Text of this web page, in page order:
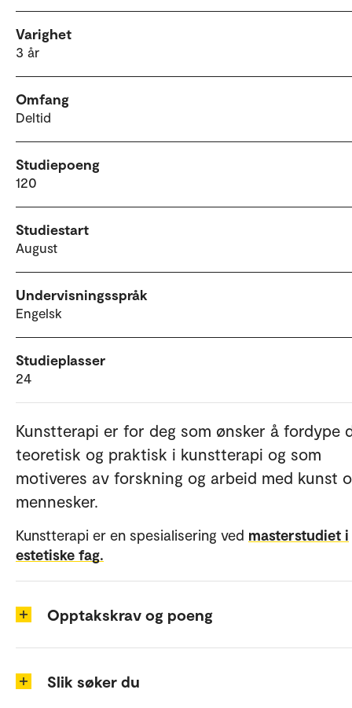
Varighet
3 år
Omfang
Deltid
Studiepoeng
120
Studiestart
August
Undervisningsspråk
Engelsk
Studieplasser
24
Kunstterapi er for deg som ønsker å fordype
teoretisk og praktisk i kunstterapi og som
motiveres av forskning og arbeid med kunst
mennesker.
Kunstterapi er en spesialisering ved masterstudiet i
estetiske fag.
Opptakskrav og poeng
Slik søker du